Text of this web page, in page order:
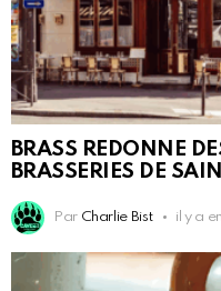
BRASS REDONNE
BRASSERIES DE
Par Charlie Bist il y a